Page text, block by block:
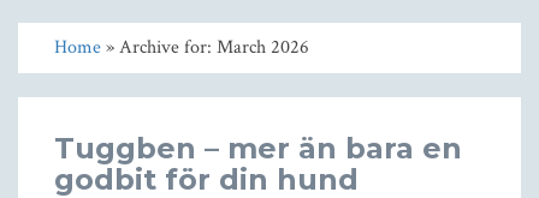
Home» Archive for: March 2026
Tuggben – mer än bara en
godbit för din hund